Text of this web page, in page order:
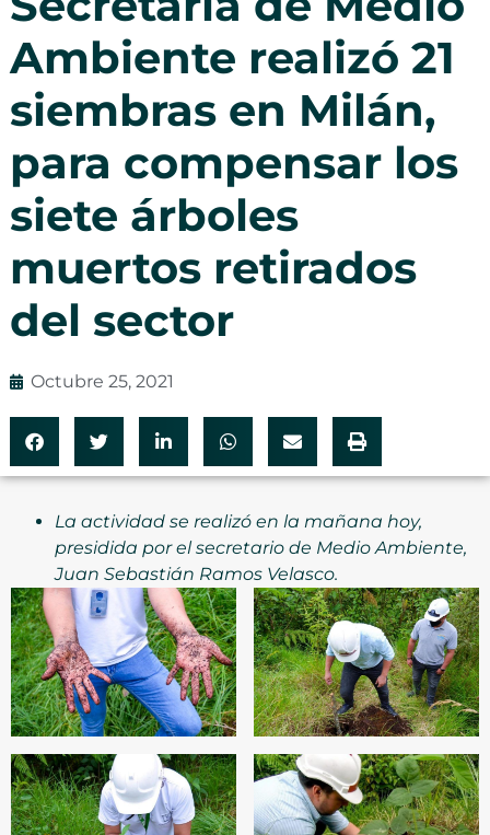
Ambiente realizó 21
siembras en Milán,
para compensar los
siete árboles
muertos retirados
del sector
Octubre 25, 2021
La actividad se realizó en la mañana hoy,
presidida por el secretario de Medio Ambiente,
Juan Sebastián Ramos Velasco.